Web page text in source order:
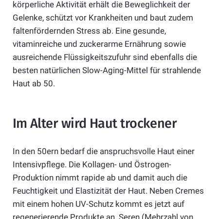
körperliche Aktivität erhält die Beweglichkeit der
Gelenke, schützt vor Krankheiten und baut zudem
faltenfördernden Stress ab. Eine gesunde,
vitaminreiche und zuckerarme Ernährung sowie
ausreichende Flüssigkeitszufuhr sind ebenfalls die
besten natürlichen Slow-Aging-Mittel für strahlende
Haut ab 50.
Im Alter wird Haut trockener
In den 50ern bedarf die anspruchsvolle Haut einer
Intensivpflege. Die Kollagen- und Östrogen-
Produktion nimmt rapide ab und damit auch die
Feuchtigkeit und Elastizität der Haut. Neben Cremes
mit einem hohen UV-Schutz kommt es jetzt auf
regenerierende Produkte an. Seren (Mehrzahl von